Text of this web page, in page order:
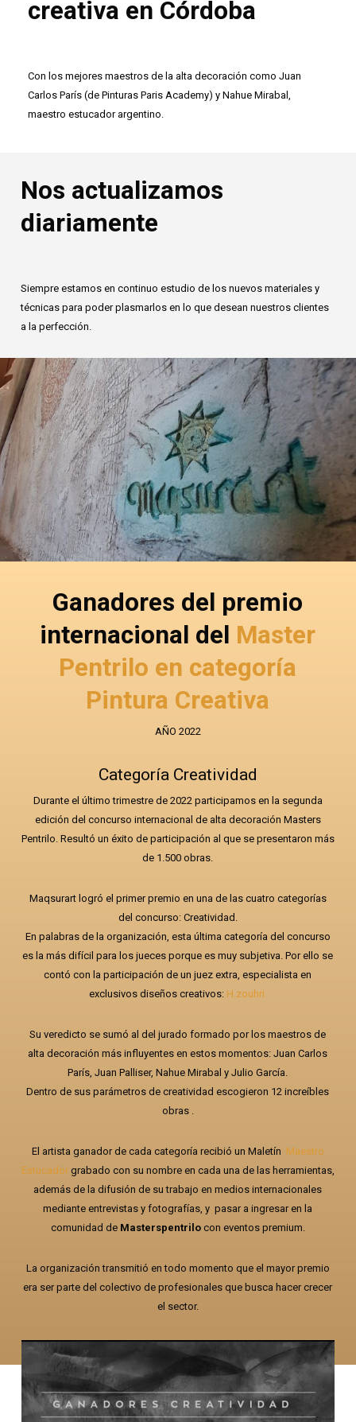
creativa en Córdoba
Con los mejores maestros de la alta decoración como Juan
Carlos París (de Pinturas Paris Academy) y Nahue Mirabal,
maestro estucador argentino.
Nos actualizamos
diariamente
Siempre estamos en continuo estudio de los nuevos materiales y
técnicas para poder plasmarlos en lo que desean nuestros clientes
a la perfección.
Ganadores del premio
internacional del Master
Pentrilo en categoría
Pintura Creativa
AÑO 2022
Categoría Creatividad
Durante el último trimestre de 2022 participamos en la segunda
edición del concurso internacional de alta decoración Masters
Pentrilo. Resultó un éxito de participación al que se presentaron más
de 1.500 obras.
Maqsurart logró el primer premio en una de las cuatro categorías
del concurso: Creatividad.
En palabras de la organización, esta última categoría del concurso
es la más difícil para los jueces porque es muy subjetiva. Por ello se
contó con la participación de un juez extra, especialista en
exclusivos diseños creativos: H.zouhri
Su veredicto se sumó al del jurado formado por los maestros de
alta decoración más influyentes en estos momentos: Juan Carlos
París, Juan Palliser, Nahue Mirabal y Julio García.
Dentro de sus parámetros de creatividad escogieron 12 increíbles
obras .
El artista ganador de cada categoría recibió un Maletín Maestro
Estucadorgrabado con su nombre en cada una de las herramientas,
además de la difusión de su trabajo en medios internacionales
mediante entrevistas y fotografías, y pasar a ingresar en la
comunidad de Masterspentrilocon eventos premium.
La organización transmitió en todo momento que el mayor premio
era ser parte del colectivo de profesionales que busca hacer crecer
el sector.